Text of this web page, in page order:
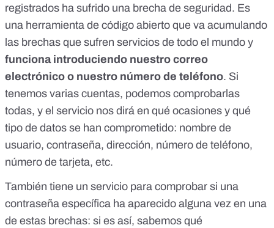
registrados ha sufrido una brecha de seguridad. Es
una herramienta de código abierto que va acumulando
las brechas que sufren servicios de todo el mundo y
funciona introduciendo nuestro correo
electrónico o nuestro número de teléfono. Si
tenemos varias cuentas, podemos comprobarlas
todas, y el servicio nos dirá en qué ocasiones y qué
tipo de datos se han comprometido: nombre de
usuario, contraseña, dirección, número de teléfono,
número de tarjeta, etc.
También tiene un servicio para comprobar si una
contraseña específica ha aparecido alguna vez en una
de estas brechas: si es así, sabemos qué